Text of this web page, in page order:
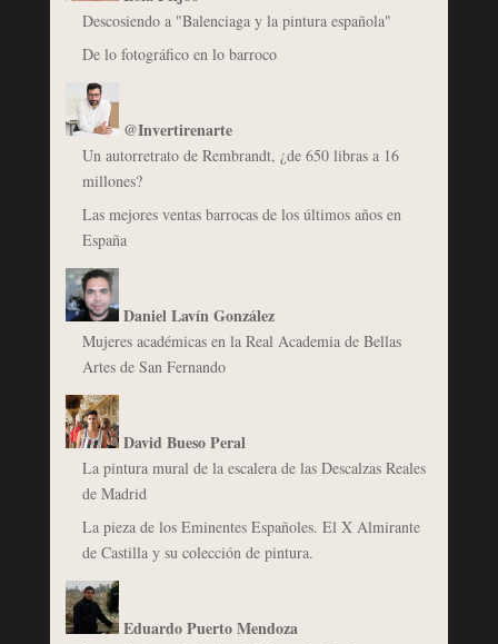
Descosiendo a "Balenciaga y la pintura española"
De lo fotográfico en lo barroco
@Invertirenarte
Un autorretrato de Rembrandt, ¿de 650 libras a 16
millones?
Las mejores ventas barrocas de los últimos años en
España
Daniel Lavín González
Mujeres académicas en la Real Academia de Bellas
Artes de San Fernando
David Bueso Peral
La pintura mural de la escalera de las Descalzas Reales
de Madrid
La pieza de los Eminentes Españoles. El X Almirante
de Castilla y su colección de pintura.
Eduardo Puerto Mendoza